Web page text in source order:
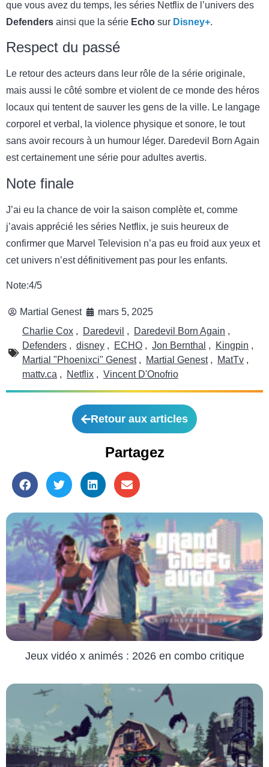
que vous avez du temps, les séries Netflix de l’univers des
Defenders ainsi que la série Echo sur Disney+.
Respect du passé
Le retour des acteurs dans leur rôle de la série originale,
mais aussi le côté sombre et violent de ce monde des héros
locaux qui tentent de sauver les gens de la ville. Le langage
corporel et verbal, la violence physique et sonore, le tout
sans avoir recours à un humour léger. Daredevil Born Again
est certainement une série pour adultes avertis.
Note finale
J’ai eu la chance de voir la saison complète et, comme
j’avais apprécié les séries Netflix, je suis heureux de
confirmer que Marvel Television n’a pas eu froid aux yeux et
cet univers n’est définitivement pas pour les enfants.
Note:4/5
Martial Genest
mars 5, 2025
Charlie Cox , Daredevil , Daredevil Born Again ,
Defenders , disney , ECHO , Jon Bernthal , Kingpin ,
Martial "Phoenixci" Genest , Martial Genest , MatTv ,
mattv.ca , Netflix , Vincent D'Onofrio
Retour aux articles
Partagez
Jeux vidéo x animés : 2026 en combo critique